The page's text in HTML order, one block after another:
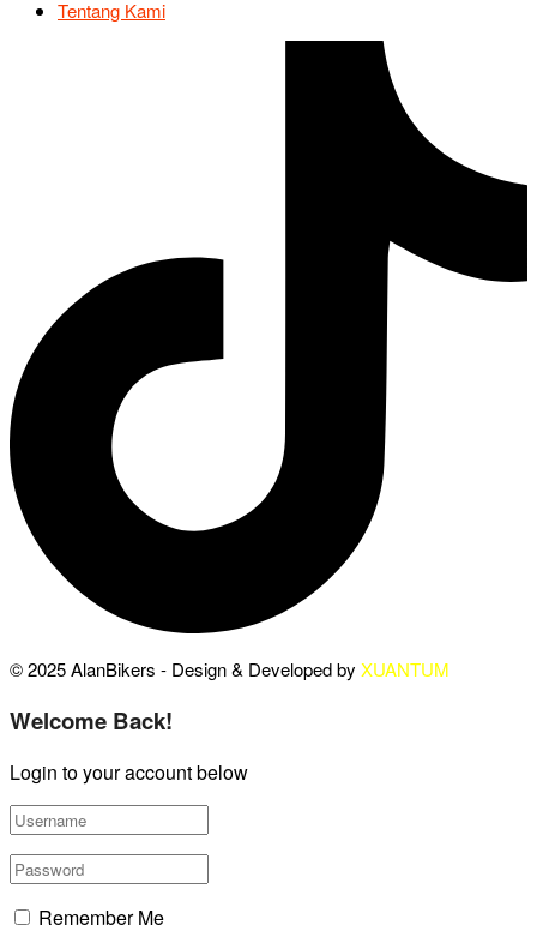
Tentang Kami
© 2025 AlanBikers - Design & Developed by XUANTUM
Welcome Back!
Login to your account below
Remember Me